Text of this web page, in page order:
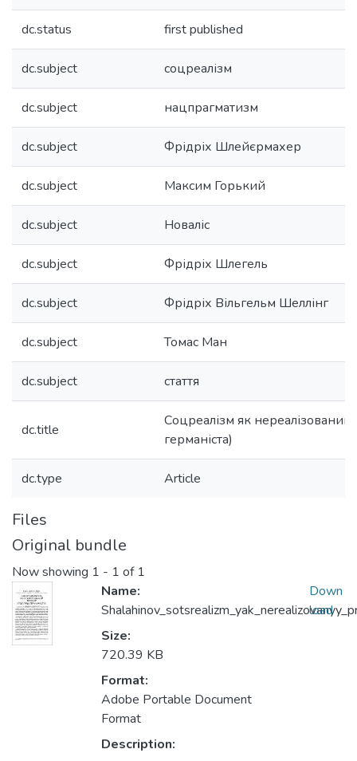
dc.status first published
dc.subject соцреалізм
dc.subject нацпрагматизм
dc.subject Фрідріх Шлейєрмахер
dc.subject Максим Горький
dc.subject Новаліс
dc.subject Фрідріх Шлегель
dc.subject Фрідріх Вільгельм Шеллінг
dc.subject Томас Ман
dc.subject стаття
dc.title
Соцреалізм як нереалізований
германіста)
dc.type Article
Files
Original bundle
Now showing 1 - 1 of 1
Name:
Size:
720.39 KB
Format:
Adobe Portable Document
Format
Description:
Down
load